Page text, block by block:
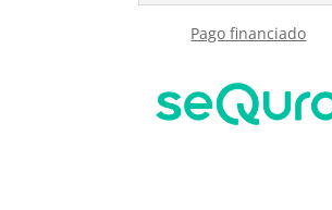
Mahogany
STONE
3D
Pago financiado